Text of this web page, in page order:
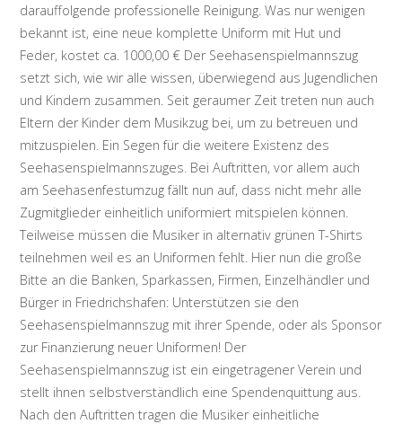
darauffolgende professionelle Reinigung. Was nur wenigen
bekannt ist, eine neue komplette Uniform mit Hut und
Feder, kostet ca. 1000,00 € Der Seehasenspielmannszug
setzt sich, wie wir alle wissen, überwiegend aus Jugendlichen
und Kindern zusammen. Seit geraumer Zeit treten nun auch
Eltern der Kinder dem Musikzug bei, um zu betreuen und
mitzuspielen. Ein Segen für die weitere Existenz des
Seehasenspielmannszuges. Bei Auftritten, vor allem auch
am Seehasenfestumzug fällt nun auf, dass nicht mehr alle
Zugmitglieder einheitlich uniformiert mitspielen können.
Teilweise müssen die Musiker in alternativ grünen T-Shirts
teilnehmen weil es an Uniformen fehlt. Hier nun die große
Bitte an die Banken, Sparkassen, Firmen, Einzelhändler und
Bürger in Friedrichshafen: Unterstützen sie den
Seehasenspielmannszug mit ihrer Spende, oder als Sponsor
zur Finanzierung neuer Uniformen! Der
Seehasenspielmannszug ist ein eingetragener Verein und
stellt ihnen selbstverständlich eine Spendenquittung aus.
Nach den Auftritten tragen die Musiker einheitliche